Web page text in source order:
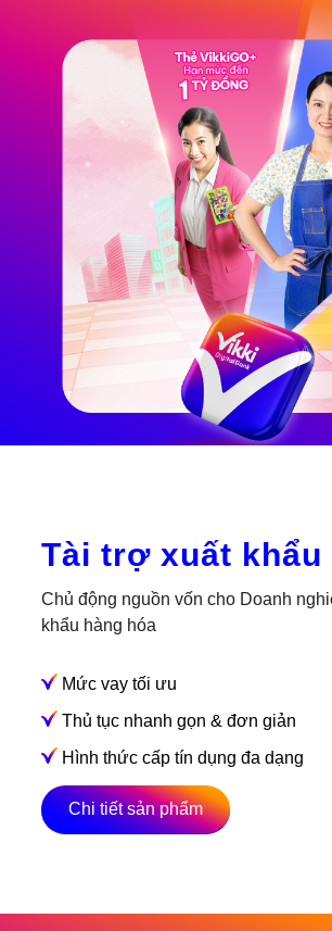
Tài trợ xuất khẩu
Chủ động nguồn vốn cho Doanh
khẩu hàng hóa
Mức vay tối ưu
Thủ tục nhanh gọn & đơn giản
Hình thức cấp tín dụng đa dạng
Chi tiết sản phẩm